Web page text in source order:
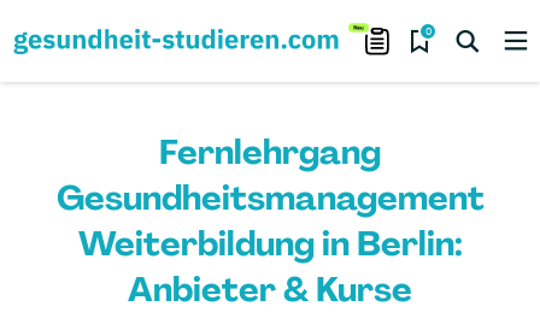
0
Fernlehrgang
Gesundheitsmanagement
Weiterbildung in Berlin:
Anbieter & Kurse